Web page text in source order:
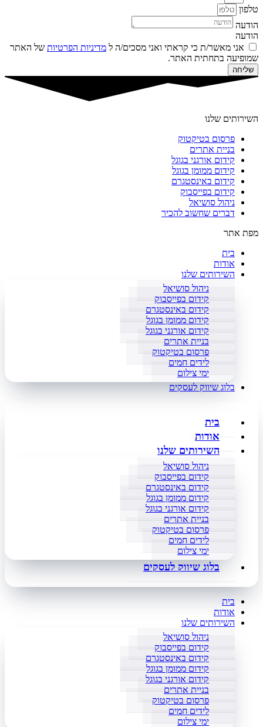
טלפון
הודעה
הודעה
אני מאשר/ת כי קראתי ואני מסכים/ה ל מדיניות הפרטיות של האתר
שמופיעה בתחתית האתר.
שליחה
השירותים שלנו
פרסום בטיקטוק
בניית אתרים
קידום אורגני בגוגל
קידום ממומן בגוגל
קידום באינסטגרם
קידום בפייסבוק
ניהול סושיאל
דברים שחשוב להכיר
מפת אתר
בית
אודות
השירותים שלנו
ניהול סושיאל
קידום בפייסבוק
קידום באינסטגרם
קידום ממומן בגוגל
קידום אורגני בגוגל
בניית אתרים
פרסום בטיקטוק
לידים חמים
ימי צילום
בלוג שיווק לעסקים
בית
אודות
השירותים שלנו
ניהול סושיאל
קידום בפייסבוק
קידום באינסטגרם
קידום ממומן בגוגל
קידום אורגני בגוגל
בניית אתרים
פרסום בטיקטוק
לידים חמים
ימי צילום
בלוג שיווק לעסקים
בית
אודות
השירותים שלנו
ניהול סושיאל
קידום בפייסבוק
קידום באינסטגרם
קידום ממומן בגוגל
קידום אורגני בגוגל
בניית אתרים
פרסום בטיקטוק
לידים חמים
ימי צילום